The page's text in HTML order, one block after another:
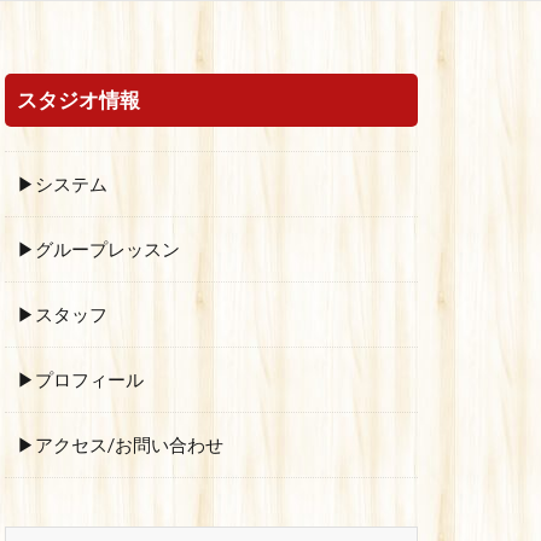
スタジオ情報
▶システム
▶グループレッスン
▶スタッフ
▶プロフィール
▶アクセス/お問い合わせ